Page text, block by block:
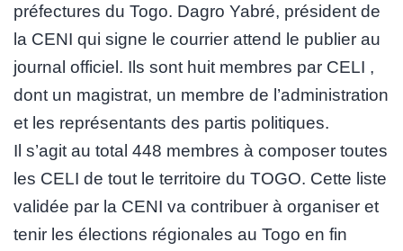
préfectures du Togo. Dagro Yabré, président de
la CENI qui signe le courrier attend le publier au
journal officiel. Ils sont huit membres par CELI ,
dont un magistrat, un membre de l’administration
et les représentants des partis politiques.
Il s’agit au total 448 membres à composer toutes
les CELI de tout le territoire du TOGO. Cette liste
validée par la CENI va contribuer à organiser et
tenir les élections régionales au Togo en fin